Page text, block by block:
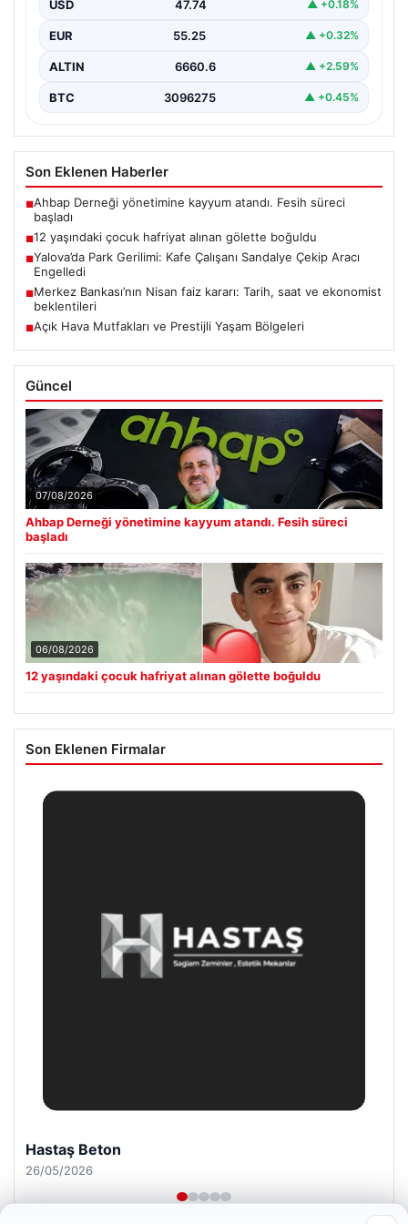
USD 47.74 ▲ +0.18%
EUR 55.25 ▲ +0.32%
ALTIN 6660.6 ▲ +2.59%
BTC 3096275 ▲ +0.45%
Son Eklenen Haberler
■Ahbap Derneği yönetimine kayyum atandı. Fesih süreci
başladı
■12 yaşındaki çocuk hafriyat alınan gölette boğuldu
■Yalova’da Park Gerilimi: Kafe Çalışanı Sandalye Çekip Aracı
Engelledi
■Merkez Bankası’nın Nisan faiz kararı: Tarih, saat ve ekonomist
beklentileri
■Açık Hava Mutfakları ve Prestijli Yaşam Bölgeleri
Güncel
07/08/2026
Ahbap Derneği yönetimine kayyum atandı. Fesih süreci
başladı
06/08/2026
12 yaşındaki çocuk hafriyat alınan gölette boğuldu
Son Eklenen Firmalar
Prenses Night Club
29/04/2026